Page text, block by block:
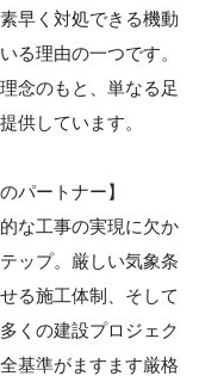
早く対処できる機動
る理由の一つです。
念のもと、単なる足
供しています。
パートナー】
な工事の実現に欠か
ップ。厳しい気象条
る施工体制、そして
くの建設プロジェク
基準がますます厳格